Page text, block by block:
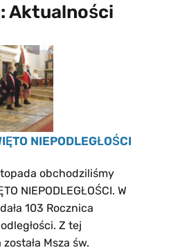
Aktualności
NIEPODLEGŁOŚCI
obchodziliśmy
NIEPODLEGŁOŚCI. W
103 Rocznica
Z tej
Msza św.